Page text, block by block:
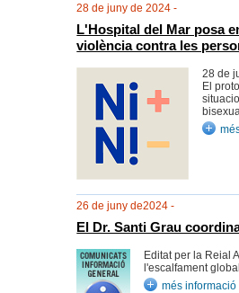
28 de juny de 2024 -
L'Hospital del Mar posa
violència contra les
28 de
El
26 de juny de2024 -
El Dr. Santi Grau
Editat per la Reial
l'escalfament
més informació